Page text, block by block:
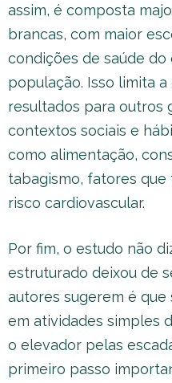
assim, é composta
brancas, com maior
condições de saúde do
população. Isso limita
resultados para outros
contextos sociais e
como alimentação,
tabagismo, fatores
risco cardiovascular.
Por fim, o estudo não
estruturado deixou de
autores sugerem é que
em atividades simples
o elevador pelas
primeiro passo